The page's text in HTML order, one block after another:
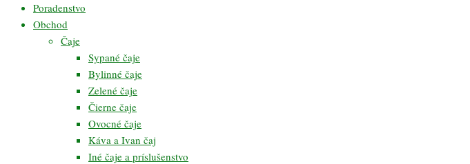
Poradenstvo
Obchod
Čaje
Sypané čaje
Bylinné čaje
Zelené čaje
Čierne čaje
Ovocné čaje
Káva a Ivan čaj
Iné čaje a príslušenstvo